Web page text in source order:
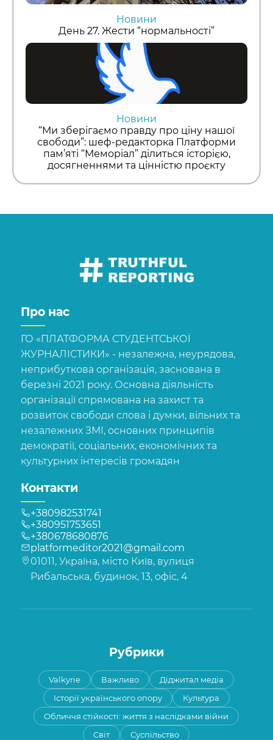
Новини
День 27. Жести “нормальності”
Новини
“Ми зберігаємо правду про ціну нашої
свободи”: шеф-редакторка Платформи
пам’яті “Меморіал” ділиться історією,
досягненнями та цінністю проєкту
Про нас
ГО «ПЛАТФОРМА СТУДЕНТСЬКОЇ
ЖУРНАЛІСТИКИ» - незалежна, неурядова,
неприбуткова організація, заснована в
березні 2021 року. Основна діяльність
організації спрямована на захист та
розвиток свободи слова і думки, вільних та
незалежних ЗМІ, основних принципів
демократії, соціальних, економічних та
культурних інтересів громадян
Контакти
+380982531741
+380951753651
+380678680876
platformeditor2021@gmail.com
01011, Україна, місто Київ, вулиця
Рибальська, будинок, 13, офіс, 4
Рубрики
Valkyrie Важливо
Діджитал медіа
Історії українського опору
Культура
Обличчя стійкості: життя з наслідками війни
Світ
Суспільство